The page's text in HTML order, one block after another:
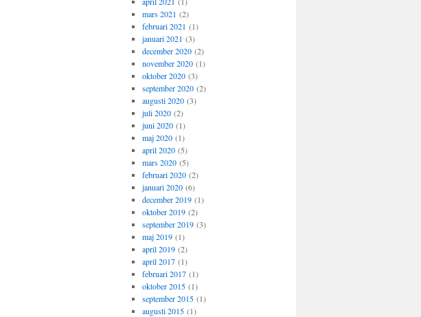
mars 2021 (2)
februari 2021 (1)
januari 2021 (3)
december 2020(2)
november 2020(1)
oktober 2020(3)
september 2020(2)
augusti 2020(3)
juli 2020(2)
juni 2020(1)
maj 2020(1)
april 2020(5)
mars 2020(5)
februari 2020(2)
januari 2020(6)
december 2019(1)
oktober 2019(2)
september 2019(3)
maj 2019(1)
april 2019(2)
april 2017(1)
februari 2017(1)
oktober 2015(1)
september 2015(1)
augusti 2015(1)